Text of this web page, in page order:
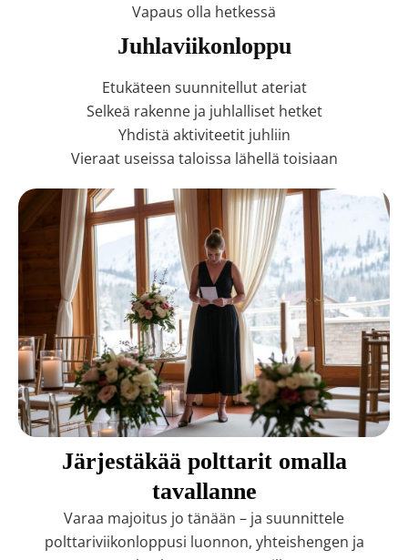
Vapaus olla hetkessä
Juhlaviikonloppu
Etukäteen suunnitellut ateriat
Selkeä rakenne ja juhlalliset hetket
Yhdistä aktiviteetit juhliin
Vieraat useissa taloissa lähellä toisiaan
Järjestäkää polttarit omalla
tavallanne
Varaa majoitus jo tänään – ja suunnittele
polttariviikonloppusi luonnon, yhteishengen ja